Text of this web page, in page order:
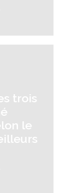
trois
le